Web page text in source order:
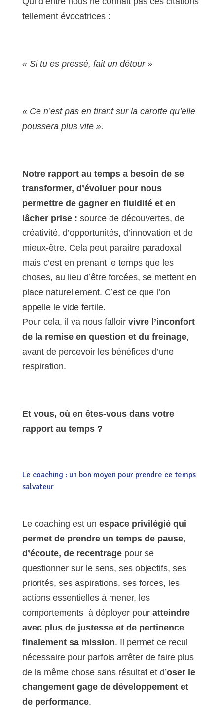
tellement évocatrices :
« Si tu es pressé, fait un détour »
« Ce n’est pas en tirant sur la carotte qu’elle
poussera plus vite ».
Notre rapport au temps a besoin de se
transformer, d’évoluer pour nous
permettre de gagner en fluidité et en
lâcher prise : source de découvertes, de
créativité, d’opportunités, d’innovation et de
mieux-être. Cela peut paraitre paradoxal
mais c’est en prenant le temps que les
choses, au lieu d’être forcées, se mettent en
place naturellement. C’est ce que l’on
appelle le vide fertile.
Pour cela, il va nous falloir vivre l’inconfort
de la remise en question et du freinage,
avant de percevoir les bénéfices d’une
respiration.
Et vous, où en êtes-vous dans votre
rapport au temps ?
Le coaching : un bon moyen pour prendre ce temps
salvateur
Le coaching est un espace privilégié qui
permet de prendre un temps de pause,
d’écoute, de recentragepour se
questionner sur le sens, ses objectifs, ses
priorités, ses aspirations, ses forces, les
actions essentielles à mener, les
comportements à déployer pour atteindre
avec plus de justesse et de pertinence
finalement sa mission. Il permet ce recul
nécessaire pour parfois arrêter de faire plus
de la même chose sans résultat et d’oser le
changement gage de développement et
de performance.